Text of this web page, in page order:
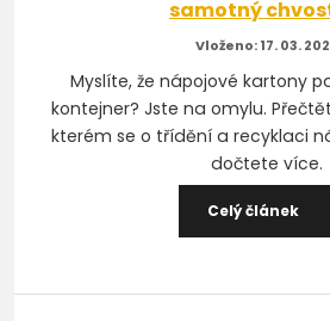
samotný
17. 03.
Myslíte, že nápojové kartony
kontejner? Jste na omylu.
kterém se o třídění a recyklaci
dočtete více.
Celý článek